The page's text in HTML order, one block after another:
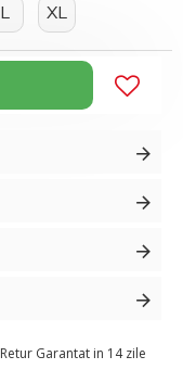
L XL
Retur Garantat in 14 zile